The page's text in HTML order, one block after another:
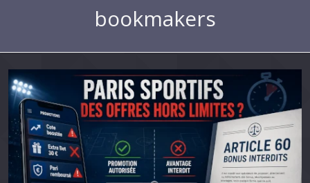
bookmakers